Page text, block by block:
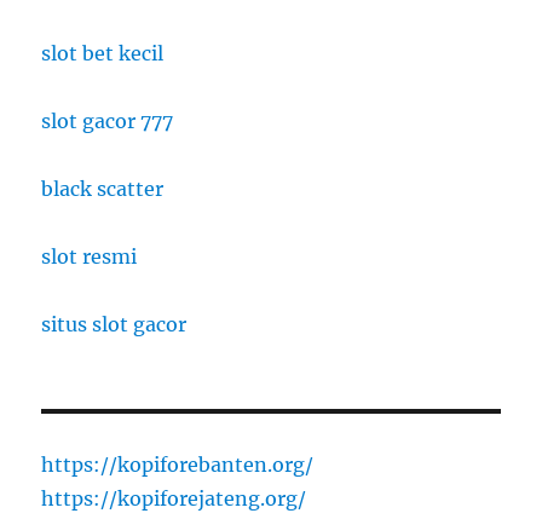
slot bet kecil
slot gacor 777
black scatter
slot resmi
situs slot gacor
https://kopiforebanten.org/
https://kopiforejateng.org/